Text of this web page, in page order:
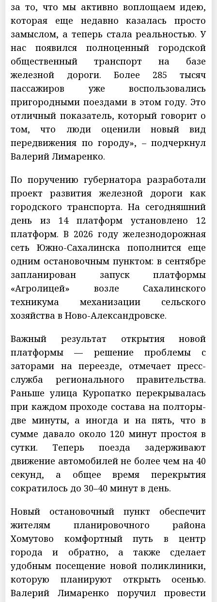
за то, что мы активно воплощаем идею,
которая еще недавно казалась просто
замыслом, а теперь стала реальностью. У
нас появился полноценный городской
общественный транспорт на базе
железной дороги. Более 285 тысяч
пассажиров уже воспользовались
пригородными поездами в этом году. Это
отличный показатель, который говорит о
том, что люди оценили новый вид
передвижения по городу», – подчеркнул
Валерий Лимаренко.
По поручению губернатора разработали
проект развития железной дороги как
городского транспорта. На сегодняшний
день из 14 платформ установлено 12
платформ. В 2026 году железнодорожная
сеть Южно-Сахалинска пополнится еще
одним остановочным пунктом: в сентябре
запланирован запуск платформы
«Агролицей» возле Сахалинского
техникума механизации сельского
хозяйства в Ново-Александровске.
Важный результат открытия новой
платформы — решение проблемы с
заторами на переезде, отмечает пресс-
служба регионального правительства.
Раньше улица Куропатко перекрывалась
при каждом проходе состава на полторы-
две минуты, а иногда и на пять, что в
сумме давало около 120 минут простоя в
сутки. Теперь поезда задерживают
движение автомобилей не более чем на 40
секунд, а общее время перекрытия
сократилось до 30–40 минут в день.
Новый остановочный пункт обеспечит
жителям планировочного района
Хомутово комфортный путь в центр
города и обратно, а также сделает
удобным посещение новой поликлиники,
которую планируют открыть осенью.
Валерий Лимаренко поручил провести